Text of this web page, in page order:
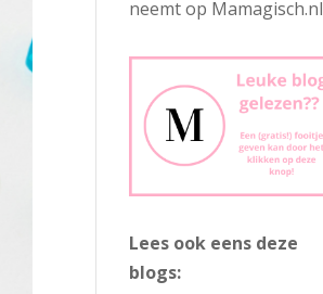
neemt op Mamagisch.nl
Lees ook eens deze
blogs: